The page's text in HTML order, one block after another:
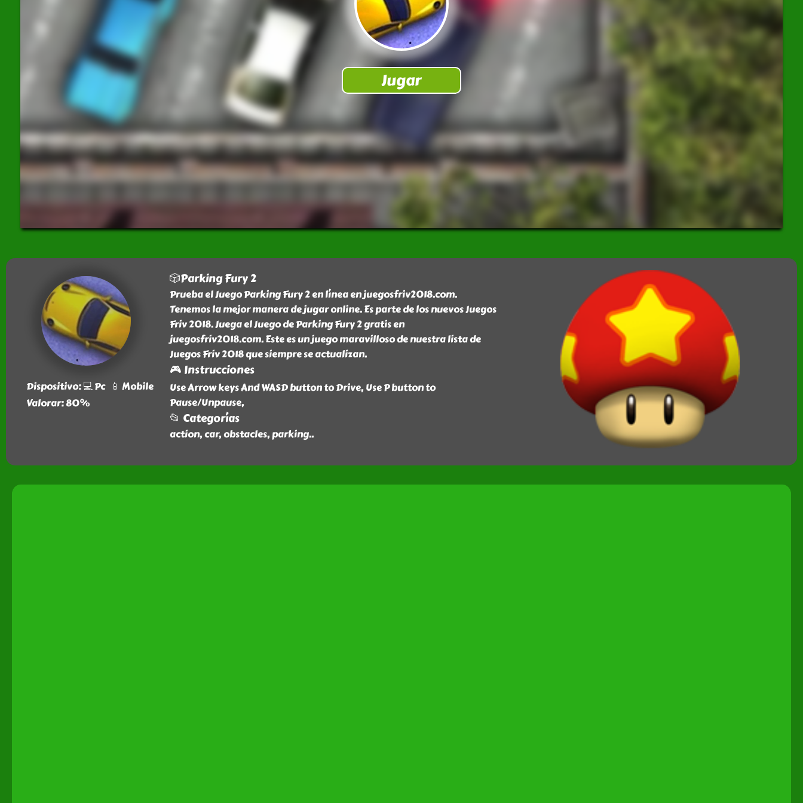
Dispositivo: 💻 Pc 📱 Mobile
Valorar: 80%
🎲Parking Fury 2
Prueba el Juego Parking Fury 2 en línea en juegosfriv2018.com.
Tenemos la mejor manera de jugar online. Es parte de los nuevos Juegos
Friv 2018. Juega el Juego de Parking Fury 2 gratis en
juegosfriv2018.com. Este es un juego maravilloso de nuestra lista de
Juegos Friv 2018 que siempre se actualizan.
🎮 Instrucciones
Use Arrow keys And WASD button to Drive, Use P button to
Pause/Unpause,
📂 Categorías
action, car, obstacles, parking..